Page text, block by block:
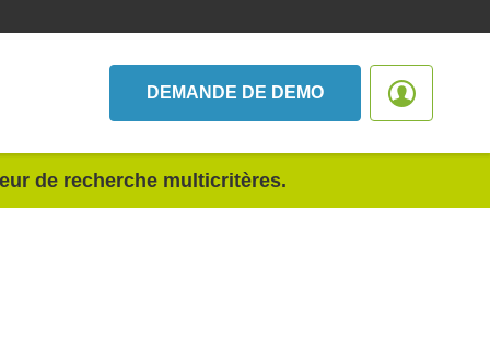
DEMANDE DE DEMO
de recherche multicritères.